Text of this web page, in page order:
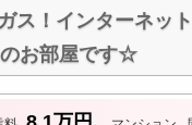
ス！インターネッ
のお部屋です☆